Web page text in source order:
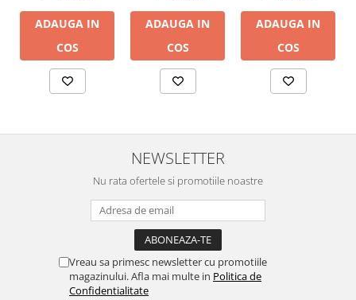
ADAUGA IN
COS
ADAUGA IN
COS
ADAUGA IN
COS
NEWSLETTER
Nu rata ofertele si promotiile noastre
Vreau sa primesc newsletter cu promotiile
magazinului. Afla mai multe in Politica de
Confidentialitate